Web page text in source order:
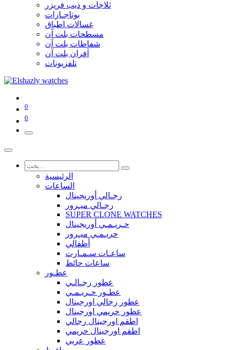
ثلاجات و ديب فريزر
بوتاجـازات
غسالات اطباق
مسطحات بلت آن
شفاطات بلت آن
آفران بلت آن
تلفزيونات
0
0
الرئيسية
الساعات
رجـالي أوريجينال
رجـالي ميـرور
SUPER CLONE WATCHES
حـريـمـي أوريجينال
حريـمـي ميـرور
أطفالي
ساعـات سـمـارت
ساعات حائط
عطـور
عطور رجـالـي
عطـور حـريـمـي
عطور رجالي اورجينال
عطور حريمي اورجينال
اطقم اورجينال رجالي
اطقم اورجينال حريمي
عطور عربي